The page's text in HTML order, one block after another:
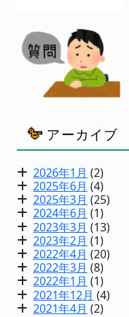
アーカイブ
2026年1月 (2)
2025年6月 (4)
2025年3月 (25)
2024年6月 (1)
2023年3月 (13)
2023年2月 (1)
2022年4月 (20)
2022年3月 (8)
2022年1月 (1)
2021年12月 (4)
2021年4月 (2)